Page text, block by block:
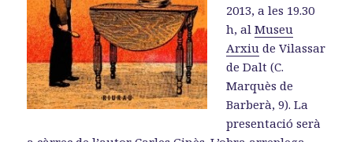
2013, a les 19.30
h, alMuseu
Arxiu de Vilassar
de Dalt (C.
Marquès de
Barberà, 9). La
presentació serà